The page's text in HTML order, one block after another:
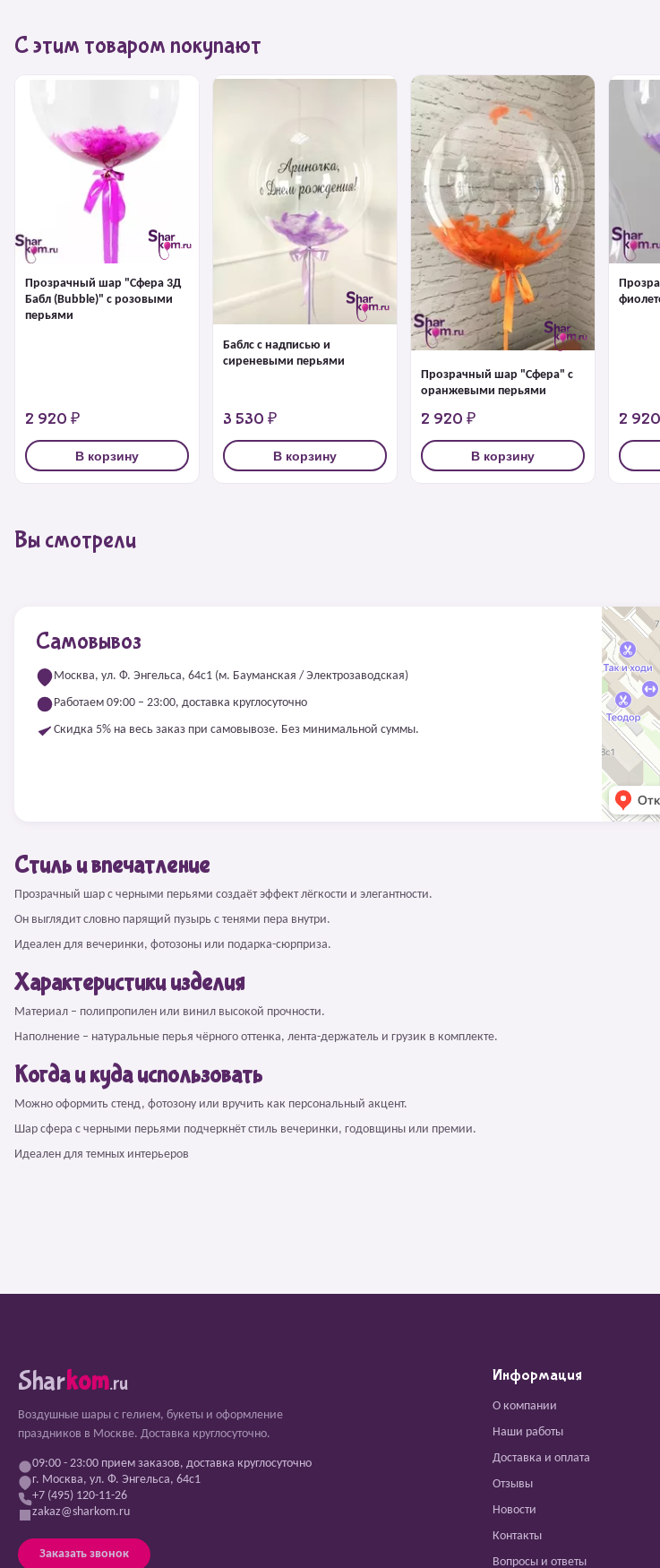
С этим товаром покупают
Прозрачный шар "Сфера 3Д
Бабл (Bubble)" с розовыми
перьями
2 920 ₽
В корзину
Баблс с надписью и
сиреневыми перьями
3 530 ₽
В корзину
Прозрачный шар "Сфера" с
оранжевыми перьями
2 920 ₽
В корзину
2
Вы смотрели
Самовывоз
Москва, ул. Ф. Энгельса, 64с1 (м. Бауманская / Электрозаводская)
Работаем 09:00 – 23:00, доставка круглосуточно
Скидка 5% на весь заказ при самовывозе. Без минимальной суммы.
Стиль и впечатление
Прозрачный шар с черными перьями создаёт эффект лёгкости и элегантности.
Он выглядит словно парящий пузырь с тенями пера внутри.
Идеален для вечеринки, фотозоны или подарка-сюрприза.
Характеристики изделия
Материал – полипропилен или винил высокой прочности.
Наполнение – натуральные перья чёрного оттенка, лента-держатель и грузик в комплекте.
Когда и куда использовать
Можно оформить стенд, фотозону или вручить как персональный акцент.
Шар сфера с черными перьями подчеркнёт стиль вечеринки, годовщины или премии.
Идеален для темных интерьеров
Sharkom.ru
Воздушные шары с гелием, букеты и оформление
праздников в Москве. Доставка круглосуточно.
09:00 - 23:00 прием заказов, доставка круглосуточно
г. Москва, ул. Ф. Энгельса, 64с1
+7 (495) 120-11-26
zakaz@sharkom.ru
Заказать звонок
Информация
О компании
Наши работы
Доставка и оплата
Отзывы
Новости
Контакты
Вопросы и ответы